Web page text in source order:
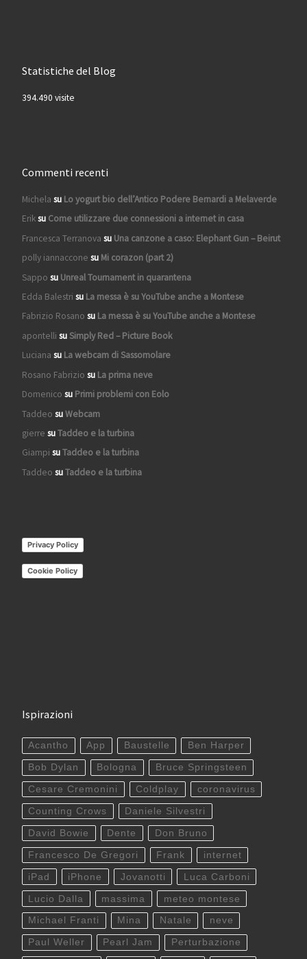
Statistiche del Blog
394.490 visite
Commenti recenti
Michela su Lo yogurt bio dell’Antico Podere Bernardi a Melaverde
Eriksu Come utilizzare due connessioni a internet in casa
Francesca Terranova su Una canzone a caso: Elephant Gun – Beirut
polly iannaccone su Mi corazon (part 2)
Sappo su Unreal Tournament in quarantena
Edda Balestri su La messa è su YouTube anche a Montese
Fabrizio Rosano su La messa è su YouTube anche a Montese
apontelli suSimply Red – Picture Book
Luciana su La webcam di Sassomolare
Rosano Fabrizio su La prima neve
Domenico su Primi problemi con Eolo
Taddeo suWebcam
gierre suTaddeo e la turbina
Giampi suTaddeo e la turbina
Taddeo suTaddeo e la turbina
Privacy Policy
Cookie Policy
Ispirazioni
Acantho App Baustelle Ben Harper
Bob Dylan Bologna Bruce Springsteen
Cesare Cremonini Coldplay coronavirus
Counting Crows Daniele Silvestri
David Bowie Dente Don Bruno
Francesco De Gregori Frank internet
iPad iPhone Jovanotti Luca Carboni
Lucio Dalla massima meteo montese
Michael Franti Mina Natale neve
Paul Weller Pearl Jam Perturbazione